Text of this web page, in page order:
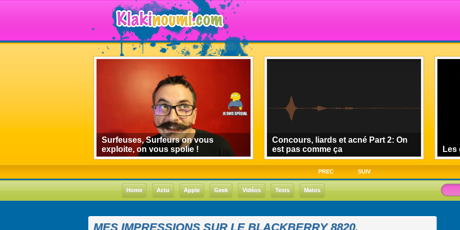
Surfeuses, Surfeurs on vous
exploite, on vous spolie !
Concours, liards et acné Part 2: On
est pas comme ça
Les
PREC SUIV
Home Actu Apple Geek Vidéos Tests Matos
MES IMPRESSIONS SUR LE BLACKBERRY 8820.